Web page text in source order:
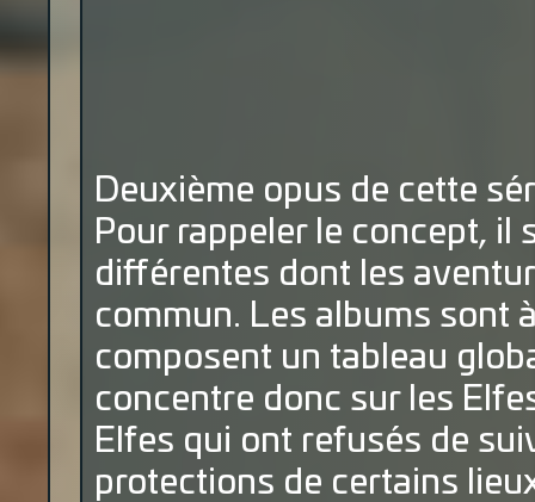
Deuxième opus de cette
Pour rappeler le concept, il
différentes dont les
commun. Les albums sont
composent un tableau
concentre donc sur les
Elfes qui ont refusés de
protections de certains